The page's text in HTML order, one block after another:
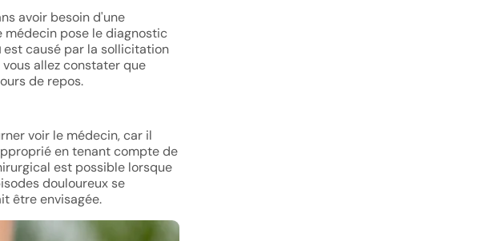
avoir besoin d'une
médecin pose le diagnostic
est causé par la sollicitation
allez constater que
de repos.
voir le médecin, car il
en tenant compte de
est possible lorsque
douloureux se
être envisagée.